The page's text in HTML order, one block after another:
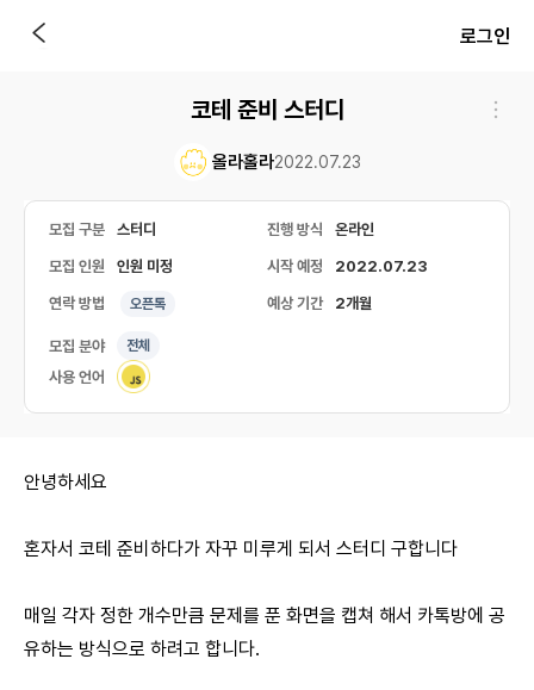
로그인
코테 준비 스터디
올라홀라2022.07.23
모집 구분 스터디 진행 방식 온라인
모집 인원 인원 미정 시작 예정 2022.07.23
연락 방법 오픈톡 예상 기간 2개월
모집 분야 전체
사용 언어
안녕하세요
혼자서 코테 준비하다가 자꾸 미루게 되서 스터디 구합니다
매일 각자 정한 개수만큼 문제를 푼 화면을 캡쳐 해서 카톡방에 공
유하는 방식으로 하려고 합니다.